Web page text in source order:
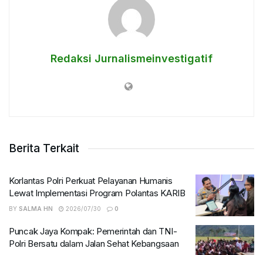
Redaksi Jurnalismeinvestigatif
Berita Terkait
Korlantas Polri Perkuat Pelayanan Humanis
Lewat Implementasi Program Polantas KARIB
BY SALMA HN 2026/07/30 0
Puncak Jaya Kompak: Pemerintah dan TNI-
Polri Bersatu dalam Jalan Sehat Kebangsaan